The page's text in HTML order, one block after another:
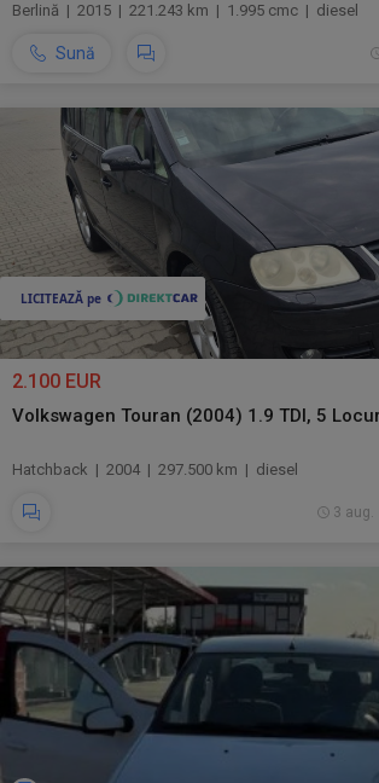
Berlină | 2015 | 221.243 km | 1.995 cmc | diesel
Sună
2.100 EUR
Volkswagen Touran (2004) 1.9 TDI, 5
Hatchback | 2004 | 297.500 km | diesel
3 aug.